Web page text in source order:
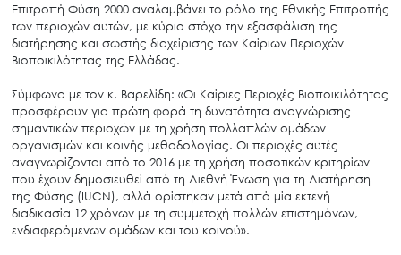
Επιτροπή Φύση 2000 αναλαμβάνει το ρόλο της Εθνικής Επιτροπής
των περιοχών αυτών, με κύριο στόχο την εξασφάλιση της
διατήρησης και σωστής διαχείρισης των Καίριων Περιοχών
Βιοποικιλότητας της Ελλάδας.
Σύμφωνα με τον κ. Βαρελίδη: «Οι Καίριες Περιοχές Βιοποικιλότητας
προσφέρουν για πρώτη φορά τη δυνατότητα αναγνώρισης
σημαντικών περιοχών με τη χρήση πολλαπλών ομάδων
οργανισμών και κοινής μεθοδολογίας. Οι περιοχές αυτές
αναγνωρίζονται από το 2016 με τη χρήση ποσοτικών κριτηρίων
που έχουν δημοσιευθεί από τη Διεθνή Ένωση για τη Διατήρηση
της Φύσης (IUCN), αλλά ορίστηκαν μετά από μία εκτενή
διαδικασία 12 χρόνων με τη συμμετοχή πολλών επιστημόνων,
ενδιαφερόμενων ομάδων και του κοινού».